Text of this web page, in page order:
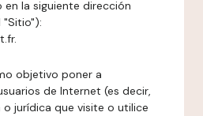
en la siguiente dirección
"Sitio"):
objetivo poner a
de Internet (es decir,
jurídica que visite o utilice